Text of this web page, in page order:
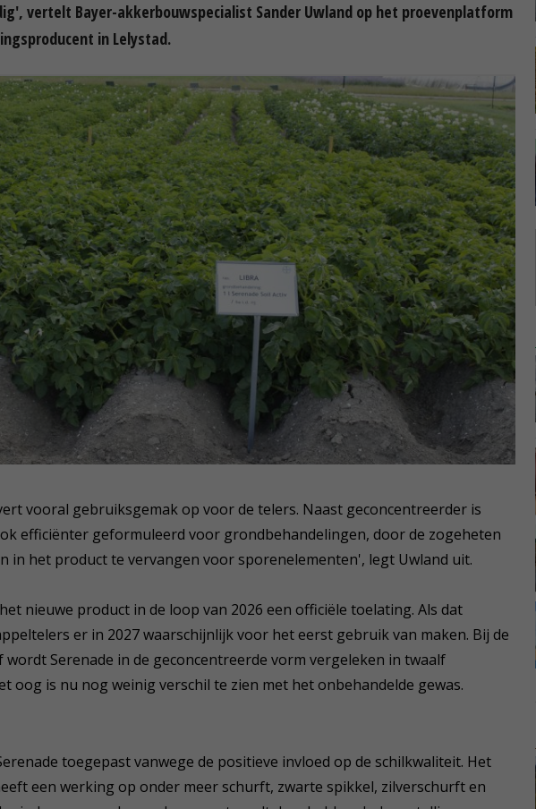
vertelt Bayer-akkerbouwspecialist Sander Uwland op het proevenplatform
in Lelystad.
vooral gebruiksgemak op voor de telers. Naast geconcentreerder is
efficiënter geformuleerd voor grondbehandelingen, door de zogeheten
in het product te vervangen voor sporenelementen', legt Uwland uit.
nieuwe product in de loop van 2026 een officiële toelating. Als dat
er in 2027 waarschijnlijk voor het eerst gebruik van maken. Bij de
wordt Serenade in de geconcentreerde vorm vergeleken in twaalf
oog is nu nog weinig verschil te zien met het onbehandelde gewas.
toegepast vanwege de positieve invloed op de schilkwaliteit. Het
een werking op onder meer schurft, zwarte spikkel, zilverschurft en